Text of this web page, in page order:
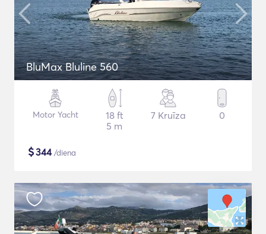
BluMax Bluline 560
Motor Yacht
18 ft
5 m
7 Kruīza 0
$344/diena